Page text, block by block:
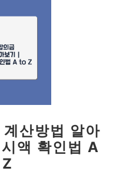
산방법 알아
액 확인법 A